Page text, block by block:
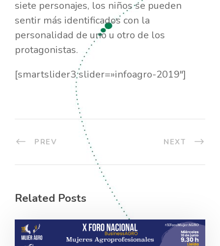
siete personajes, los niños se pueden
sentir más identificados con la
personalidad de uno u otro de los
protagonistas.
[smartslider3 slider=»infoagro-2019″]
PREV NEXT
Related Posts